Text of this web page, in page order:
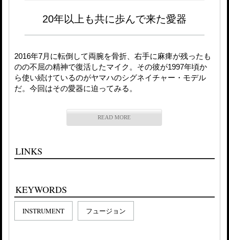
20年以上も共に歩んで来た愛器
2016年7月に転倒して両腕を骨折、右手に麻痺が残ったも
のの不屈の精神で復活したマイク。その彼が1997年頃か
ら使い続けているのがヤマハのシグネイチャー・モデル
だ。今回はその愛器に迫ってみる。
READ MORE
LINKS
KEYWORDS
INSTRUMENT フュージョン